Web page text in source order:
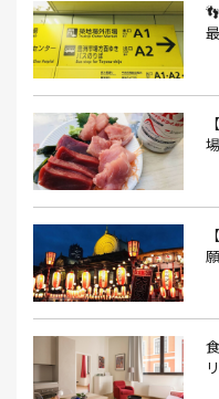
あなごめし(1） アパー
アンテナショップ(1）
いくら(1） イタリアン
イタリアンレストラン(1）
イチゴジャム(1） イベ
イベント2026(1） い
うなぎ(10） うなぎ屋(2）
うな重(2） うに(4）
エコバッグ おしゃれ(1）